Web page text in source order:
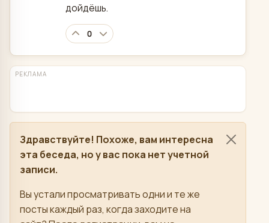
дойдёшь.
0
РЕКЛАМА
Здравствуйте! Похоже, вам интересна
эта беседа, но у вас пока нет учетной
записи.
Вы устали просматривать одни и те же
посты каждый раз, когда заходите на